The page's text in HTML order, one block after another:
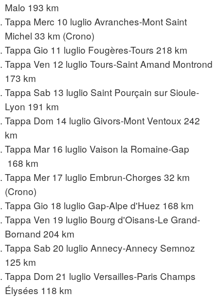
Malo 193 km
Tappa Merc 10 luglio Avranches-Mont Saint
Michel 33 km (Crono)
Tappa Gio 11 luglio Fougères-Tours 218 km
Tappa Ven 12 luglio Tours-Saint Amand Montrond
173 km
Tappa Sab 13 luglio Saint Pourçain sur Sioule-
Lyon 191 km
Tappa Dom 14 luglio Givors-Mont Ventoux 242
km
Tappa Mar 16 luglio Vaison la Romaine-Gap
168 km
Tappa Mer 17 luglio Embrun-Chorges 32 km
(Crono)
Tappa Gio 18 luglio Gap-Alpe d'Huez 168 km
Tappa Ven 19 luglio Bourg d'Oisans-Le Grand-
Bornand 204 km
Tappa Sab 20 luglio Annecy-Annecy Semnoz
125 km
Tappa Dom 21 luglio Versailles-Paris Champs
Élysées 118 km